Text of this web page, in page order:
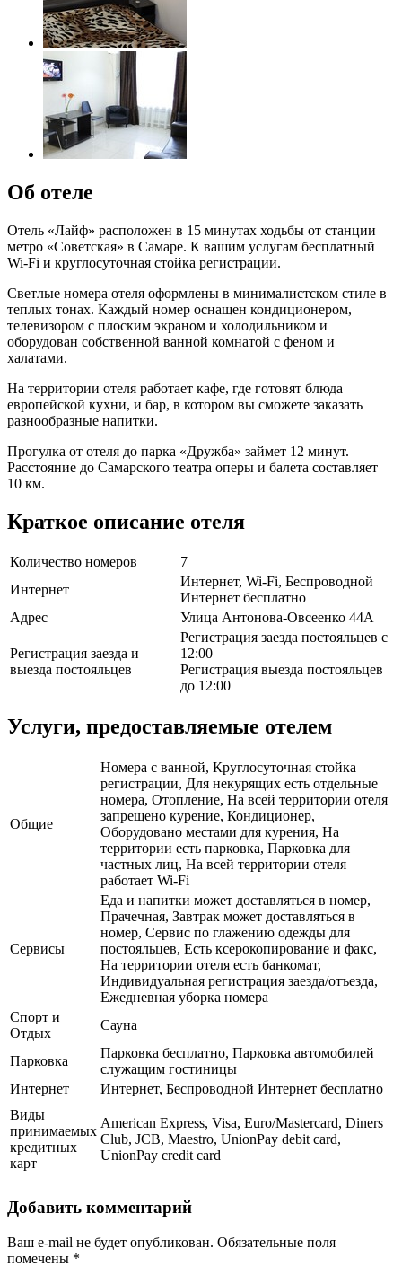
Об отеле
Отель «Лайф» расположен в 15 минутах ходьбы от станции
метро «Советская» в Самаре. К вашим услугам бесплатный
Wi-Fi и круглосуточная стойка регистрации.
Светлые номера отеля оформлены в минималистском стиле в
теплых тонах. Каждый номер оснащен кондиционером,
телевизором с плоским экраном и холодильником и
оборудован собственной ванной комнатой с феном и
халатами.
На территории отеля работает кафе, где готовят блюда
европейской кухни, и бар, в котором вы сможете заказать
разнообразные напитки.
Прогулка от отеля до парка «Дружба» займет 12 минут.
Расстояние до Самарского театра оперы и балета составляет
10 км.
Краткое описание отеля
Количество номеров
7
Интернет
Интернет, Wi-Fi, Беспроводной
Интернет бесплатно
Адрес
Улица Антонова-Овсеенко 44A
Регистрация заезда и
выезда постояльцев
Регистрация заезда постояльцев с
12:00
Регистрация выезда постояльцев
до 12:00
Услуги, предоставляемые отелем
Общие
Номера с ванной, Круглосуточная стойка
регистрации, Для некурящих есть отдельные
номера, Отопление, На всей территории отеля
запрещено курение, Кондиционер,
Оборудовано местами для курения, На
территории есть парковка, Парковка для
частных лиц, На всей территории отеля
работает Wi-Fi
Сервисы
Еда и напитки может доставляться в номер,
Прачечная, Завтрак может доставляться в
номер, Сервис по глажению одежды для
постояльцев, Есть ксерокопирование и факс,
На территории отеля есть банкомат,
Индивидуальная регистрация заезда/отъезда,
Ежедневная уборка номера
Спорт и
Отдых
Сауна
Парковка
Парковка бесплатно, Парковка автомобилей
служащим гостиницы
Интернет
Интернет, Беспроводной Интернет бесплатно
Виды
принимаемых
кредитных
карт
American Express, Visa, Euro/Mastercard, Diners
Club, JCB, Maestro, UnionPay debit card,
UnionPay credit card
Добавить комментарий
Ваш e-mail не будет опубликован. Обязательные поля
помечены *